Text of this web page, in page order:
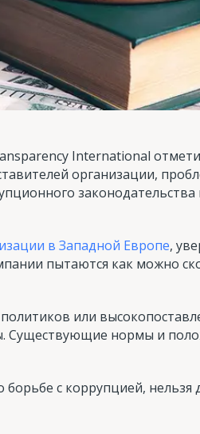
International
организации,
в Западной Европе,
пытаются как можно
или
Существующие нормы и
с коррупцией, нельзя